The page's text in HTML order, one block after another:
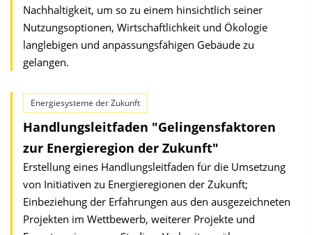
Nachhaltigkeit, um so zu einem hinsichtlich seiner
Nutzungsoptionen, Wirtschaftlichkeit und Ökologie
langlebigen und anpassungsfähigen Gebäude zu
gelangen.
Energiesysteme der Zukunft
Handlungsleitfaden "Gelingensfaktoren
zur Energieregion der Zukunft"
Erstellung eines Handlungsleitfaden für die Umsetzung
von Initiativen zu Energieregionen der Zukunft;
Einbeziehung der Erfahrungen aus den ausgezeichneten
Projekten im Wettbewerb, weiterer Projekte und